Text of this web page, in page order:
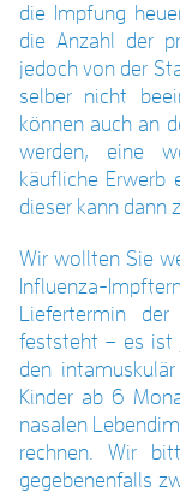
die Impfung
die Anzahl der
jedoch von der
selber nicht
können auch an
werden, eine
käufliche
dieser kann dann
Wir wollten Sie
Influenza-
Liefertermin
feststeht – es ist
den
Kinder ab 6
nasalen
rechnen. Wir
gegebenenfalls